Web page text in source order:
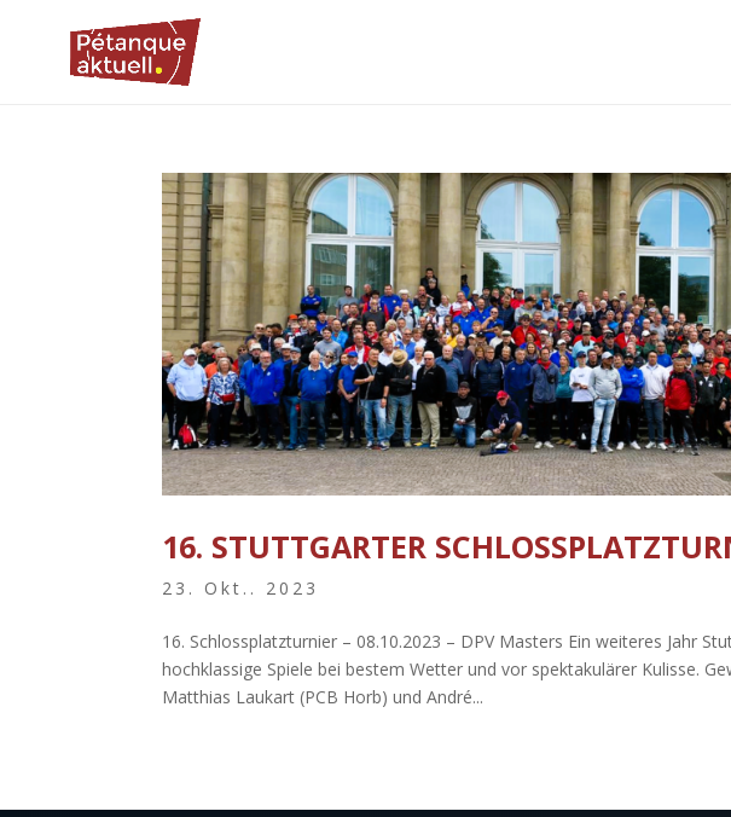
16. STUTTGARTER
23. Okt.. 2023
16. Schlossplatzturnier – 08.10.2023 – DPV Masters Ein weiteres Jahr
hochklassige Spiele bei bestem Wetter und vor spektakulärer Kulisse.
Matthias Laukart (PCB Horb) und André...